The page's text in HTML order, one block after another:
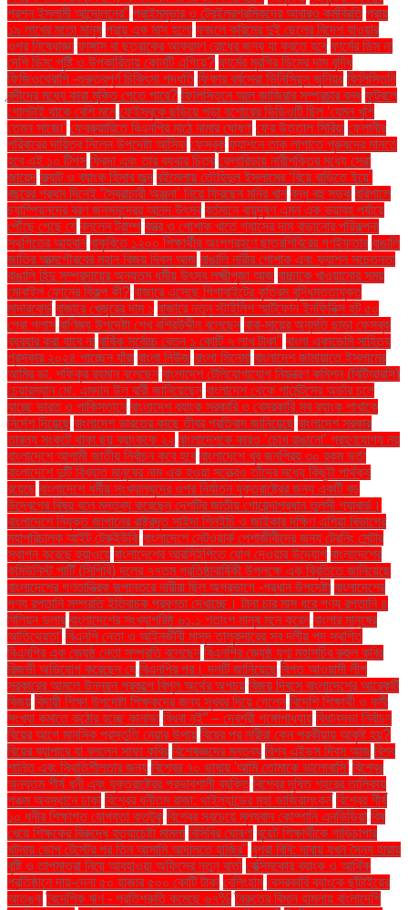
প্রশ্ন ইসলামী আন্দোলনের" প্রাইমমুভার ও ট্রেইলরশ্রমিকদের আবারও কর্মবিরতি প্রায়
১৯ লাখের মতো মানুষ প্রায় এক মাস হলো ফজলে করিমের দুই ছেলের বিদেশ যাওয়ার
ওপর নিষেধাজ্ঞা ফাঙ্গাস বা ছত্রাকের আক্রমণ রোধের জন্য যা করতে হবে ফার্মের ডিম না
দেশি ডিম: পুষ্টি ও উপকারিতায় কোনটি এগিয়ে? ফার্মের মুরগির ডিমের দাম বৃদ্ধি
ফিজিওথেরাপি -গুরুত্বপূর্ণ চিকিৎসা পদ্ধতি ফিফার বর্ষসেরা ভিনিসিয়ুস জুনিয়র ফিলিস্তিনি
বন্দীদের মধ্যে কারা মুক্তি পেতে পারে? ফিলিস্তিনে আল জাজিরার সম্প্রচার বন্ধ ফুটবলে
গোলটাই থাকে বেশি মনে ফেইসবুকে ছড়িয়ে পড়া যশোরের ভিডিওটি ছিল ‘যেমন খুশি
তেমন সাজো’ ফেব্রুয়ারিতে বিএনপির মাঠে নামার ঘোষণা ফের উত্তাল সিরিয়া ফেলানীর
পরিবারের দায়িত্ব নিলেন উপদেষ্টা আসিফ ফেসবুক ফ্যাশনে তাক লাগাতে পুরুষদের মানতে
হবে এই ১০ টিপস ফ্রিদা এবং তার ব্যথার চিত্র ফ্লোরিডায় নারীশক্তির মধ্যে সেরা
জায়েদ ফ্ল্যাট ও ব্যাংক হিসাব জব্দ বইমেলায় তৌহিদুল ইসলামের ‘বিয়ে বাড়িতে ইয়ে’
বছরের প্রথম দিনেই ‘স্বৈরাচারী অঞ্জনা’ নিয়ে ফিরছেন মনির খান বন্ধ বহু সড়ক বরিশালে
চ্যাম্পিয়নদের বরণ জনসমুদ্রের আনন্দ উৎসব বর্তমানে বায়ুদূষণ এমন এক ভয়াবহ পর্যায়ে
পৌঁছে গেছে যে বললেন ট্রাম্প বস্ত্র ও পোশাক খাতে গ্যাসের দাম বাড়ানোর পরিকল্পনা
স্থগিতের আহ্বান বাকৃবিতে ১২০০ শিক্ষার্থীর অংশগ্রহণে ছাত্রশিবিরের গণইফতার বাঙালি
জাতির আত্মগৌরবের মহান বিজয় দিবস আজ বাঙালি নারীর পোশাক এবং ফ্যাশন সচেতনতা
বাঙালি হিন্দু সম্প্রদায়ের অন্যতম ধর্মীয় উৎসব লক্ষ্মীপূজা আজ বাচ্চাকে খাওয়ানোর সময়
মোবাইল ফোনের বিকল্প কী? বাজারে এসেছে গিগাবাইটের কৃত্রিম বুদ্ধিমত্তাযুক্ত
মাদারবোর্ড বাজারে খেজুরের দাম ১ বাজারে নতুন স্টাইলিশ স্মার্টফোন ইনফিনিক্স হট ৫০
প্রো প্লাস বাণিজ্য উপদেষ্টা শেখ বশিরউদ্দীন বলেছেন বাবা-মায়ের অনুমতি ছাড়া ফেসবুক
ব্যবহার করা যাবে না বার্ষিক সর্বোচ্চ বেতন ১ কোটি ৭ লাখ টাকা" বাংলা একাডেমি সাহিত্য
পুরস্কার ২০২৪ পাচ্ছেন যাঁরা বাংলা নিউজ বাংলা সিনেমা বাংলাদেশ জামায়াতে ইসলামের
আমির ডা. শফিকুর রহমান বলেছেন বাংলাদেশ টেলিযোগাযোগ নিয়ন্ত্রণ কমিশন (বিটিআরসি)
চেয়ারম্যান মো. এমদাদ উল বারী জানিয়েছেন বাংলাদেশ থেকে গার্মেন্টসের অর্ডার চলে
যাচ্ছে ভারত ও পাকিস্তানে বাংলাদেশ ব্যাংক সরকারি ও বেসরকারি সব ব্যাংক শাখাকে
নির্দেশ দিয়েছে বাংলাদেশ ভারতের কাছে তীব্র প্রতিবাদ জানিয়েছে বাংলাদেশ সরকার
তারল্য সংকটে থাকা ছয় ব্যাংককে ২২ বাংলাদেশকে কারও ‘চোখ রাঙানো’ গ্রহণযোগ্য নয়
বাংলাদেশে আগামী জাতীয় নির্বাচন কবে হবে বাংলাদেশে খুব জনপ্রিয় ৩০ রকম ভর্তা
বাংলাদেশে দুটি বিখ্যাত মানুষের নাম এক হওয়া সত্ত্বেও তাঁদের মধ্যে কিছুটা পার্থক্য
রয়েছে বাংলাদেশে ধর্মীয় সংখ্যালঘুদের ওপর নির্যাতন যুক্তরাষ্ট্রের জন্য একটি বড়
উদ্বেগের বিষয় বলে মন্তব্য করেছেন দেশটির জাতীয় গোয়েন্দাপ্রধান তুলসী গ্যাবার্ড।
বাংলাদেশে নিযুক্ত জাপানের রাষ্ট্রদূত সাইদা শিনইচি ও জাইকার দক্ষিণ এশিয়া বিভাগের
মহাপরিচালক আইট টেরুইউকি বাংলাদেশে নেটওয়ার্ক পেশাজীবীদের জন্য ট্রেনিং সেন্টার
স্থাপন করেছে হুয়াওয়ে বাংলাদেশের আরসিইপিতে যোগ দেওয়ার উদ্যোগ বাংলাদেশের
কমিউনিস্ট পার্টি (সিপিবি) দলের ৭৭তম প্রতিষ্ঠাবার্ষিকী উপলক্ষে এক বিবৃতিতে জানিয়েছে
বাংলাদেশের গণতান্ত্রিক রূপান্তরে নারীরা ছিল অগ্রভাগে -প্রধান উপদেষ্টা বাংলাদেশের
পণ্য রপ্তানি সম্প্রতি ইতিবাচক প্রবণতা দেখাচ্ছে। টানা চার মাস ধরে পণ্য রপ্তানি ৪
বিলিয়ন ডলার বাংলাদেশের সংখ্যাগরিষ্ঠ ৬১.১ শতাংশ মানুষ মনে করেন বাংলার মানুষের
আতিথেয়তা' বিএনপি নেতা ও আইনজীবী মাসুদ তালুকদারের সব দলীয় পদ স্থগিত
বিএনপির এক জ্যেষ্ঠ নেতা সম্প্রতি বলেছেন বিএনপির জ্যেষ্ঠ যুগ্ম মহাসচিব রুহুল কবির
রিজভী অভিযোগ করেছেন যে বিএনপির পর। দলটি জানিয়েছে বিগত আওয়ামী লীগ
সরকারের আমলে উন্নয়ন প্রকল্পে বিপুল অর্থের অপচয় বিজয় দিবসে বাংলাদেশের আরেকটি
বিজয় বিদায়ী শিক্ষা উপদেষ্টা শিক্ষকদের জন্য সুখবর দিয়ে গেলেন বিদেশি শিক্ষার্থী ও কর্মী
সংখ্যা কমাতে কঠোর হচ্ছে কানাডা বিধবা নই” – দেবশ্রী গঙ্গোপাধ্যায় বিধানসভা নির্বাচন
বিয়ের আগে মানসিক প্রস্তুতি নেয়ার উপায় বিয়ের পর নারীরা কেন পরকীয়ায় আকৃষ্ট হয়?
বিয়ের ব্যাপারে যা বললেন সাফা কবির বিশেষজ্ঞদের মন্তব্য বিশ্ব এইডস দিবস আজ বিশ্ব
শান্তি এবং স্থিতিশীলতার জন্য বিশ্বের ৭০ ভাষায় 'আমি তোমাকে ভালোবাসি' বিশ্বের
অন্যতম শীর্ষ ধনী এবং যুক্তরাষ্ট্রের প্রভাবশালী ব্যক্তি বিশ্বের দূষিত শহরের তালিকায়
পঞ্চম অবস্থানে ঢাকা বিশ্বের ধনীতম রাজা: থাইল্যান্ডের মহা ভাজিরালংকর্ন বিশ্বের শীর্ষ
১০ ধনীর শিক্ষাগত যোগ্যতা কতটুকু বিশ্বের সবচেয়ে মূল্যবান কোম্পানি এনভিডিয়া বিষ
খেয়ে শিক্ষকের বিরুদ্ধে হত্যাচেষ্টা মামলা বিসিবির ঘোষণা বুয়েট শিক্ষার্থীকে গাড়িচাপার
ঘটনায় ডোপ টেস্টের পর তিন আসামি আদালতে হাজির" বুশরা বিবি: দাবায় যখন সৈন্য হারায়
বৃষ্টি ও তাপমাত্রা নিয়ে আবহাওয়া অফিসের নতুন বার্তা বেক্সিমকোর ব্যাংক ও আর্থিক
প্রতিষ্ঠানে দায়-দেনা ৫০ হাজার ৫০০ কোটি টাকা বেলিংহাম বেসরকারি ব্যাংকে ছাঁটাইয়ের
আতঙ্ক বৈদেশিক ঋণ - প্রতিশ্রুতি কমেছে ৬৭% বৈরুতের বিমান হামলায় বাংলাদেশি